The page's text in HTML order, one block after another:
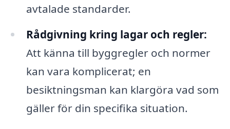
avtalade standarder.
Rådgivning kring lagar och regler:
Att känna till byggregler och normer
kan vara komplicerat; en
besiktningsman kan klargöra vad som
gäller för din specifika situation.